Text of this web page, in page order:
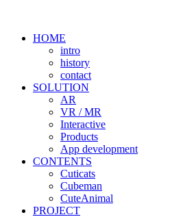
HOME
intro
history
contact
SOLUTION
AR
VR / MR
Interactive
Products
App development
CONTENTS
Cuticats
Cubeman
CuteAnimal
PROJECT